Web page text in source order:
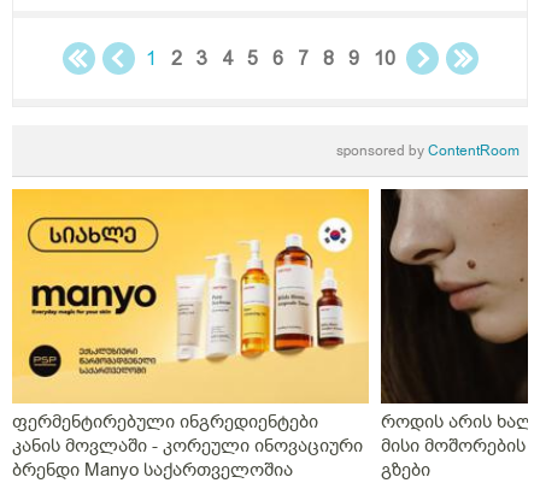
1 2 3 4 5 6 7 8 9 10
sponsored byContentRoom
ფერმენტირებული ინგრედიენტები
კანის მოვლაში - კორეული ინოვაციური
ბრენდი Manyo საქართველოშია
როდის არის
მისი მოშორების
გზები